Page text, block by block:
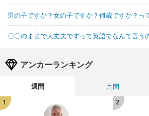
男の子ですか？女の子ですか？何歳ですか？っ
〇〇のままで大丈夫ですって英語でなんて言う
アンカーランキング
週間 月間
1
2